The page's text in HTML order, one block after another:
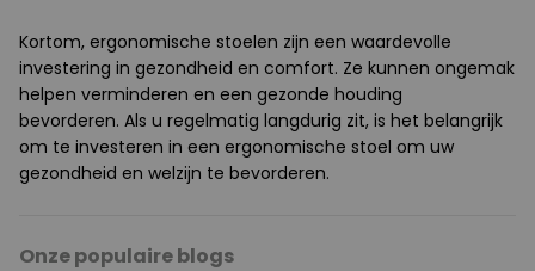
Kortom, ergonomische stoelen zijn een waardevolle
investering in gezondheid en comfort. Ze kunnen ongemak
helpen verminderen en een gezonde houding
bevorderen. Als u regelmatig langdurig zit, is het belangrijk
om te investeren in een ergonomische stoel om uw
gezondheid en welzijn te bevorderen.
Onze populaire blogs